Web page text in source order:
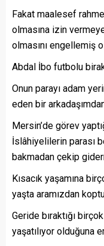
Fakat maalesef
olmasına izin
olmasını engellemiş
Abdal İbo futbolu
Onun parayı adam
eden bir
Mersin’de görev
İslâhiyelilerin parası
bakmadan çekip
Kısacık yaşamına
yaşta aramızdan
Geride bıraktığı
yaşatılıyor olduğuna